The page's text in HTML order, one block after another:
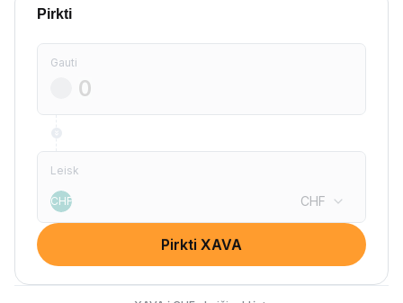
Pirkti
Gauti
Leisk
CHF CHF
Pirkti XAVA